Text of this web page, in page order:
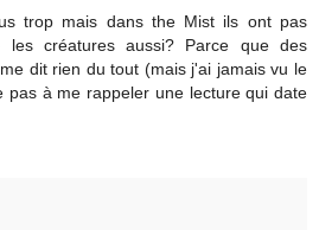
trop mais dans the Mist ils ont pas
les créatures aussi? Parce que des
dit rien du tout (mais j'ai jamais vu le
pas à me rappeler une lecture qui date